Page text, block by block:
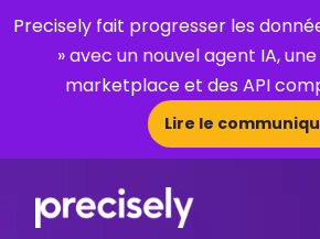
Precisely fait progresser les
» avec un nouvel agent IA,
marketplace et des API
Lire le